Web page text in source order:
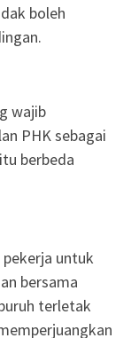
boleh
wajib
PHK sebagai
berbeda
untuk
bersama
terletak